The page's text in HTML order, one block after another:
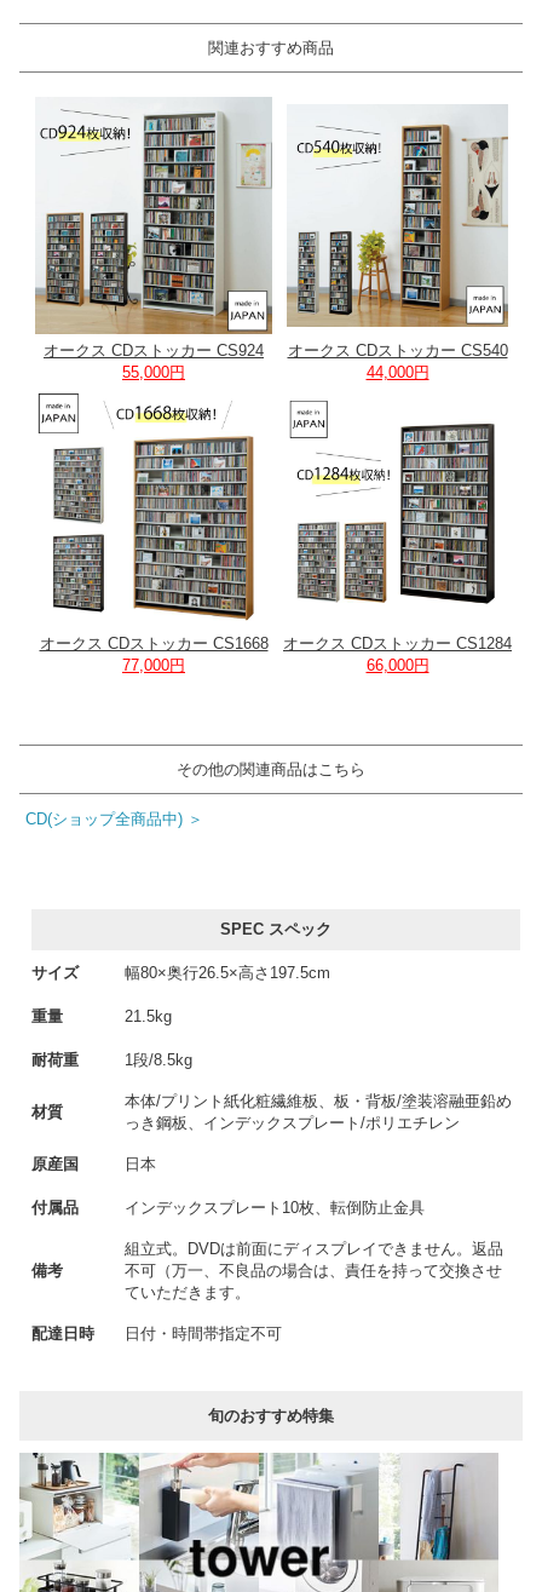
関連おすすめ商品
オークス CDストッカー CS924
55,000円
オークス CDストッカー CS540
44,000円
オークス CDストッカー CS1668
77,000円
オークス CDストッカー CS1284
66,000円
その他の関連商品はこちら
CD(ショップ全商品中) ＞
SPEC スペック
サイズ 幅80×奥行26.5×高さ197.5cm
重量 21.5kg
耐荷重 1段/8.5kg
材質
本体/プリント紙化粧繊維板、板・背板/塗装溶融亜鉛め
っき鋼板、インデックスプレート/ポリエチレン
原産国 日本
付属品 インデックスプレート10枚、転倒防止金具
備考
組立式。DVDは前面にディスプレイできません。返品
不可（万一、不良品の場合は、責任を持って交換させ
ていただきます。
配達日時 日付・時間帯指定不可
旬のおすすめ特集